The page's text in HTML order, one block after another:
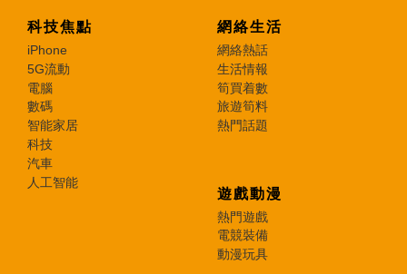
科技焦點
iPhone
5G流動
電腦
數碼
智能家居
科技
汽車
人工智能
網絡生活
網絡熱話
生活情報
筍買着數
旅遊筍料
熱門話題
遊戲動漫
熱門遊戲
電競裝備
動漫玩具